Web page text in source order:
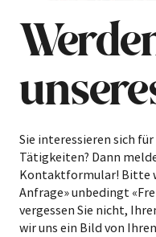
Sie interessieren sich
Tätigkeiten? Dann
Kontaktformular! Bitte
Anfrage» unbedingt
vergessen Sie nicht,
wir uns ein Bild von